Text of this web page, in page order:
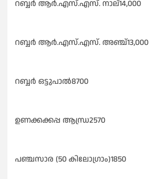
റബ്ബർ ആർ.എസ്.എസ്. നാല്14,000
റബ്ബർ ആർ.എസ്.എസ്. അഞ്ച്13,000
റബ്ബർ ഒട്ടുപാൽ8700
ഉണക്കക്കപ്പ ആന്ധ്ര2570
പഞ്ചസാര (50 കിലോഗ്രാം)1850